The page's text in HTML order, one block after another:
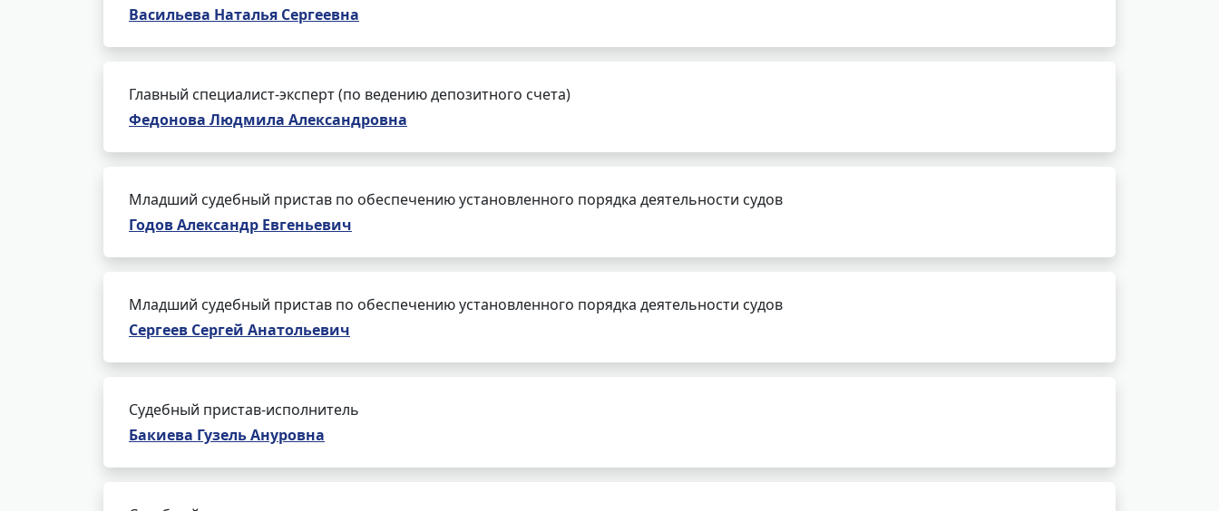
Васильева Наталья Сергеевна
Главный специалист-эксперт (по ведению депозитного счета)
Федонова Людмила Александровна
Младший судебный пристав по обеспечению установленного порядка деятельности судов
Годов Александр Евгеньевич
Младший судебный пристав по обеспечению установленного порядка деятельности судов
Сергеев Сергей Анатольевич
Судебный пристав-исполнитель
Бакиева Гузель Ануровна